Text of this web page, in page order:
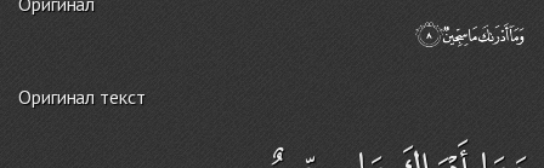
Оригинал текст